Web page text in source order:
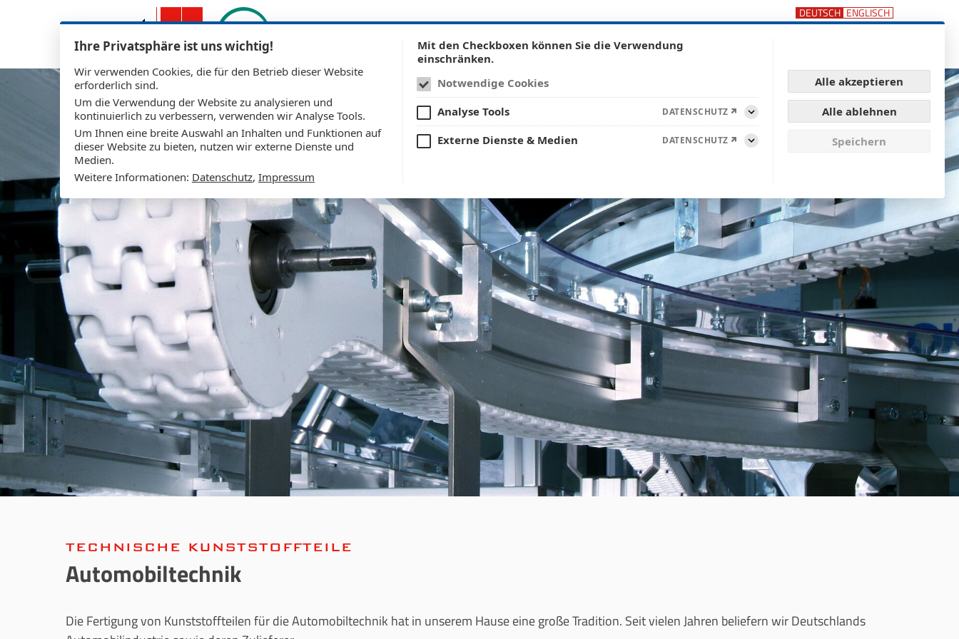
Zum Hauptinhalt springen
Technische Kunststoffteile Untermenü anzeigen für Technische Kunststoffteile
Unternehmen Untermenü anzeigen für Unternehmen
Service / Qualität
TECHNISCHE KUNSTSTOFFTEILE
Automobiltechnik
Die Fertigung von Kunststoffteilen für die Automobiltechnik hat in unserem Hause eine große Tradition. Seit vielen Jahren beliefern wir Deutschlands
Ihre Privatsphäre ist uns wichtig!
Wir verwenden Cookies, die für den Betrieb dieser Website
erforderlich sind.
Um die Verwendung der Website zu analysieren und
kontinuierlich zu verbessern, verwenden wir Analyse Tools.
Um Ihnen eine breite Auswahl an Inhalten und Funktionen auf
dieser Website zu bieten, nutzen wir externe Dienste und
Medien.
Weitere Informationen: Datenschutz, Impressum
Mit den Checkboxen können Sie die Verwendung
einschränken.
Notwendige Cookies
Analyse Tools
DATENSCHUTZ
Aufklappen
Externe Dienste & Medien
DATENSCHUTZ
Aufklappen
Alle akzeptieren
Alle ablehnen
Speichern